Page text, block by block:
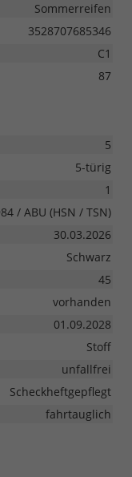
Sommerreifen
3528707685346
C1
87
5
5-türig
1
/ ABU (HSN / TSN)
30.03.2026
Schwarz
45
vorhanden
01.09.2028
Stoff
unfallfrei
Scheckheftgepflegt
fahrtauglich